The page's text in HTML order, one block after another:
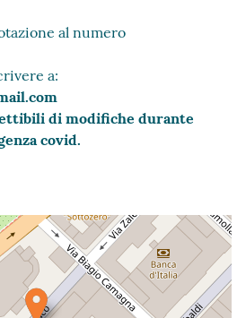
al numero
a:
di modifiche durante
covid.